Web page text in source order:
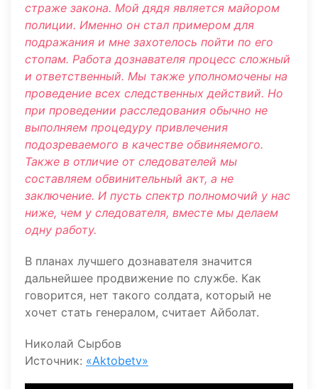
страже закона. Мой дядя является майором
полиции. Именно он стал примером для
подражания и мне захотелось пойти по его
стопам. Работа дознавателя процесс сложный
и ответственный. Мы также уполномочены на
проведение всех следственных действий. Но
при проведении расследования обычно не
выполняем процедуру привлечения
подозреваемого в качестве обвиняемого.
Также в отличие от следователей мы
составляем обвинительный акт, а не
заключение. И пусть спектр полномочий у нас
ниже, чем у следователя, вместе мы делаем
одну работу.
В планах лучшего дознавателя значится
дальнейшее продвижение по службе. Как
говорится, нет такого солдата, который не
хочет стать генералом, считает Айболат.
Николай Сырбов
Источник: «Aktobetv»